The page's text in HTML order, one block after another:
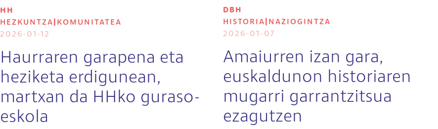
HH
HEZKUNTZA
KOMUNITATEA
2026-01-12
Haurraren garapena eta
heziketa erdigunean,
martxan da HHko guraso-
eskola
DBH
HISTORIA
NAZIOGINTZA
2026-01-07
Amaiurren izan gara,
euskaldunon historiaren
mugarri garrantzitsua
ezagutzen